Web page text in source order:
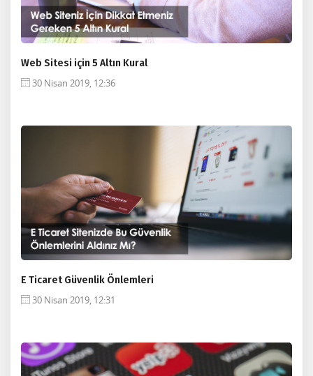
Web Sitesi için 5 Altın Kural
30 Nisan 2019, 12:36
E Ticaret Güvenlik Önlemleri
30 Nisan 2019, 12:31